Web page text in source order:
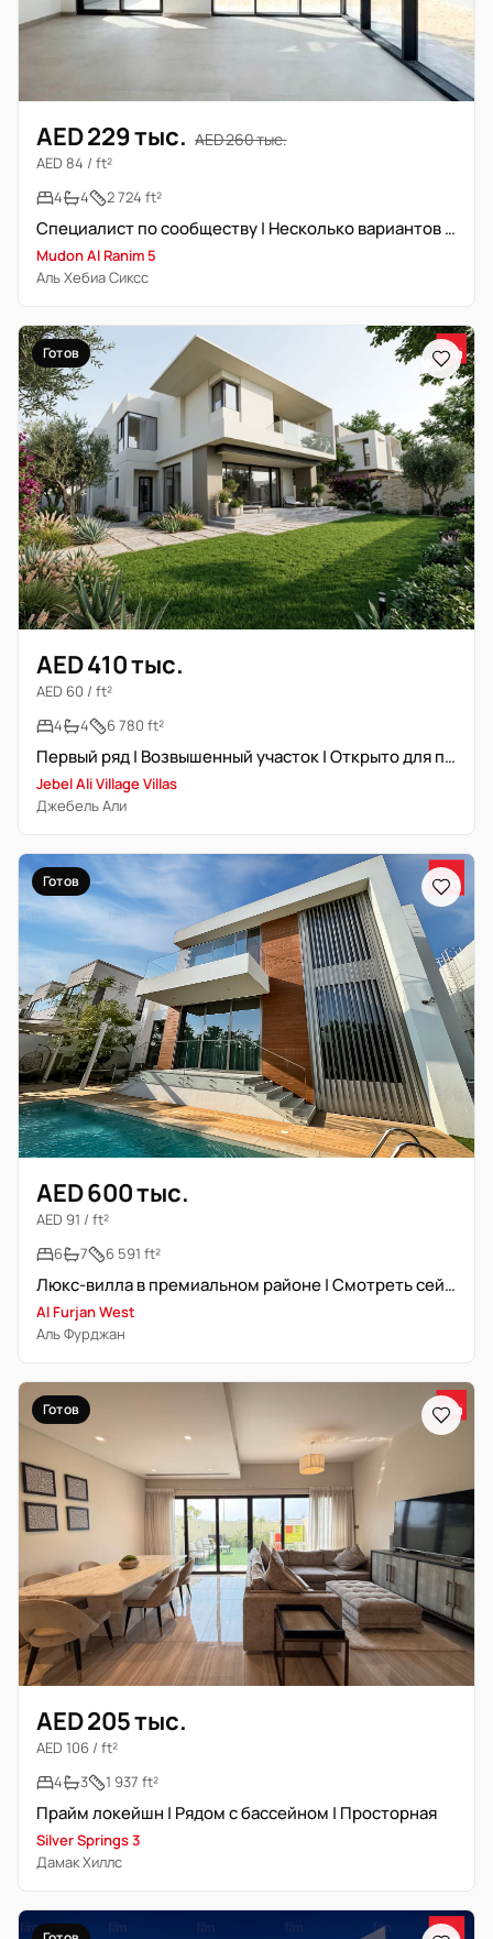
AED 229 тыс. AED 260 тыс.
AED 84 / ft²
4
4 2 724 ft²
Специалист по сообществу | Несколько вариантов | Новостройка
Mudon Al Ranim 5
Аль Хебиа Сиксс
Готов
AED 410 тыс.
AED 60 / ft²
4
4 6 780 ft²
Первый ряд | Возвышенный участок | Открыто для предложений
Jebel Ali Village Villas
Джебель Али
Готов
AED 600 тыс.
AED 91 / ft²
6
7 6 591 ft²
Люкс-вилла в премиальном районе | Смотреть сейчас
Al Furjan West
Аль Фурджан
Готов
AED 205 тыс.
AED 106 / ft²
4
3 1 937 ft²
Прайм локейшн | Рядом с бассейном | Просторная
Silver Springs 3
Дамак Хиллс